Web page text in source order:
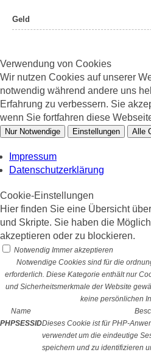
Geld
Verwendung von Cookies
Wir nutzen Cookies auf unserer
notwendig während andere uns
Erfahrung zu verbessern. Sie
wenn Sie fortfahren diese
Nur Notwendige Einstellungen Alle
Impressum
Datenschutzerklärung
Cookie-Einstellungen
Hier finden Sie eine Übersicht
und Skripte. Sie haben die
akzeptieren oder zu blockieren.
Notwendig Immer akzeptieren
Notwendige Cookies sind für die
erforderlich. Diese Kategorie enthält nur
und Sicherheitsmerkmale der Website
keine persönlichen
Name
PHPSESSIDDieses Cookie ist für PHP-
verwendet um die eindeutige
speichern und zu identifizieren